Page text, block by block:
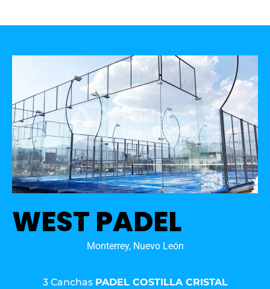
WEST PADEL
Monterrey, Nuevo León
3 Canchas PADEL COSTILLA CRISTAL